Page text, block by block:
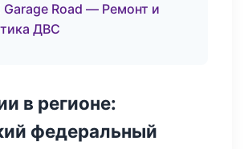
Garage Road — Ремонт и
ДВС
в регионе:
федеральный